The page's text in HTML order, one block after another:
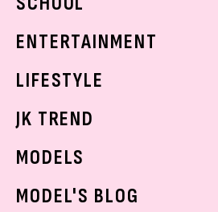
着回し
ベストコスメ
ボディケア
学校ヘアメイク
ENTERTAINMENT
K-POP
LIFESTYLE
モデルの購入品
JK TREND
MODELS
MODEL'S BLOG